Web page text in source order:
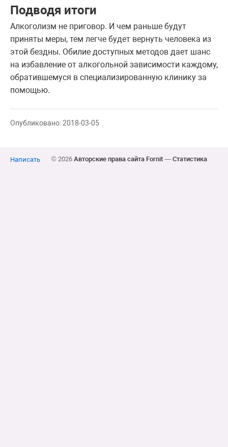
Подводя итоги
Алкоголизм не приговор. И чем раньше будут
приняты меры, тем легче будет вернуть человека из
этой бездны. Обилие доступных методов дает шанс
на избавление от алкогольной зависимости каждому,
обратившемуся в специализированную клинику за
помощью.
Опубликовано: 2018-03-05
Написать © 2026 Авторские права сайта Fornit— Статистика